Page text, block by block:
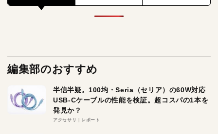
編集部のおすすめ
半信半疑。100均・Seria（セリア）の60W対応
USB-Cケーブルの性能を検証。超コスパの1本を
発見か？
アクセサリ レポート